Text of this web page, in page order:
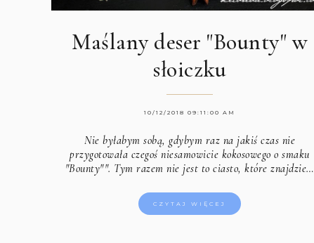
Maślany deser "Bounty" w
słoiczku
10/12/2018 09:11:00 AM
Nie byłabym sobą, gdybym raz na jakiś czas nie
przygotowała czegoś niesamowicie kokosowego o smaku
"Bounty"". Tym razem nie jest to ciasto,które znajdzie…
CZYTAJ WIĘCEJ